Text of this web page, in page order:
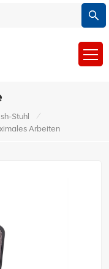
Stuhl
/
Arbeiten